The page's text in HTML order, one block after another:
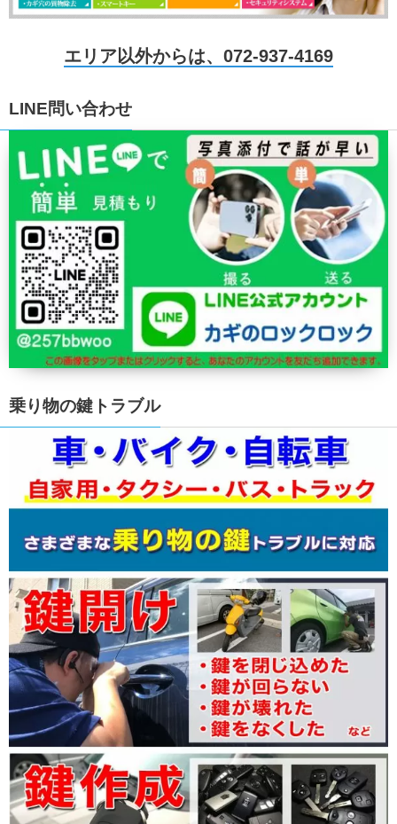
エリア以外からは、072-937-4169
LINE問い合わせ
乗り物の鍵トラブル